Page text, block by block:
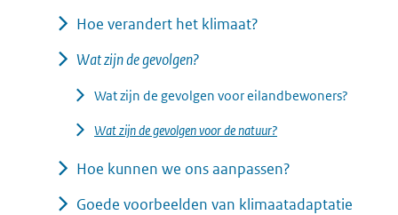
Hoe verandert het klimaat?
Wat zijn de gevolgen?
Wat zijn de gevolgen voor eilandbewoners?
Wat zijn de gevolgen voor de natuur?
Hoe kunnen we ons aanpassen?
Goede voorbeelden van klimaatadaptatie